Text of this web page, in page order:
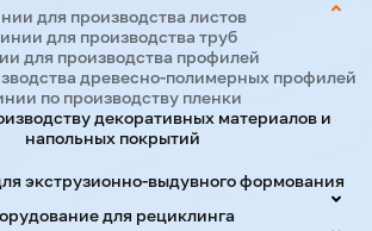
для производства листов
для производства труб
для производства профилей
древесно-полимерных профилей
по производству пленки
декоративных материалов и
напольных покрытий
экструзионно-выдувного формования
для рециклинга